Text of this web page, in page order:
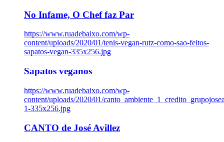
No Infame, O Chef faz Par
https://www.ruadebaixo.com/wp-
content/uploads/2020/01/tenis-vegan-rutz-como-sao-feitos-
sapatos-vegan-335x256.jpg
Sapatos veganos
https://www.ruadebaixo.com/wp-
content/uploads/2020/01/
1-335x256.jpg
CANTO de José Avillez